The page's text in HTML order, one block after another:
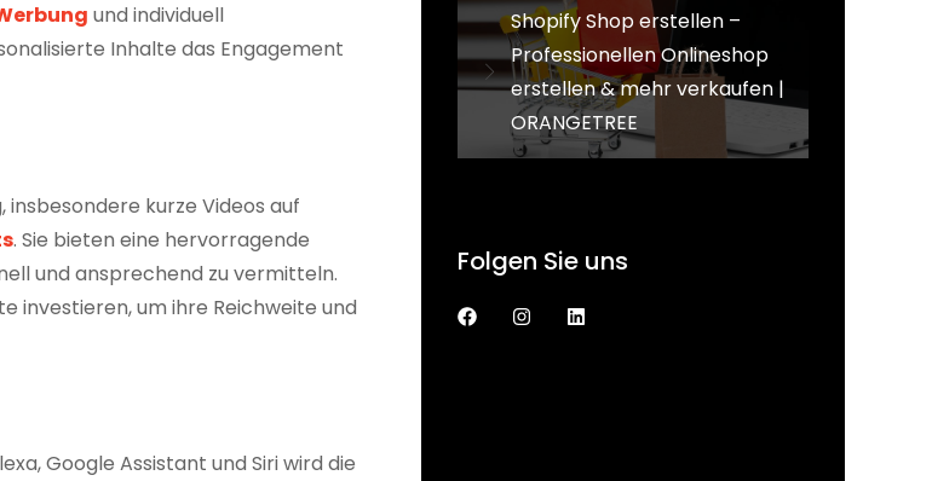
und individuell
Inhalte das Engagement
kurze Videos auf
. Sie bieten eine hervorragende
und ansprechend zu vermitteln.
investieren, um ihre Reichweite und
Google Assistant und Siri wird die
Shopify Shop erstellen –
Professionellen Onlineshop
erstellen & mehr verkaufen |
ORANGETREE
Folgen Sie uns